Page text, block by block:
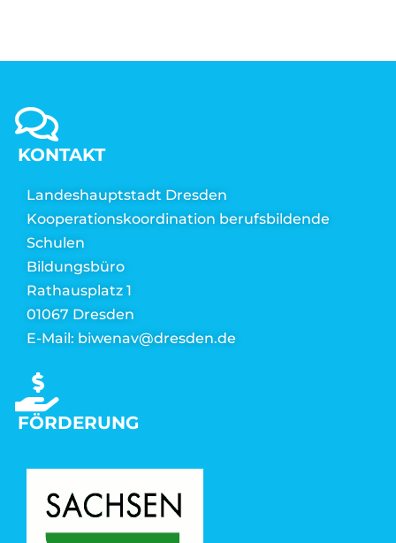
KONTAKT
Landeshauptstadt Dresden
Kooperationskoordination berufsbildende
Schulen
Bildungsbüro
Rathausplatz 1
01067 Dresden
E-Mail: biwenav@dresden.de
FÖRDERUNG